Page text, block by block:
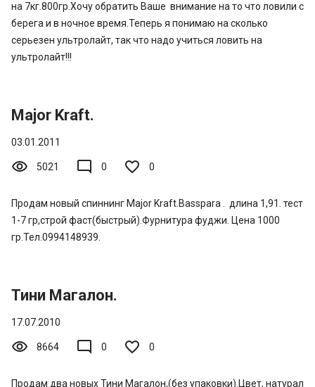
на 7кг.800гр.Хочу обратить Ваше внимание на то что ловили с
берега и в ночное время.Теперь я понимаю на сколько
серьезен ультролайт, так что надо учиться ловить на
ультролайт!!!
Major Kraft.
03.01.2011
visibility 5021 mode_comment 0 0
Продам новый спиннинг Major Kraft.Basspara . длина 1,91. тест
1-7 гр,строй фаст(быстрый).Фурнитура фуджи. Цена 1000
гр.Тел.0994148939.
Тини Магалон.
17.07.2010
visibility 8664 mode_comment 0 0
Продам два новых Тини Магалон,(без упаковки).Цвет, натурал